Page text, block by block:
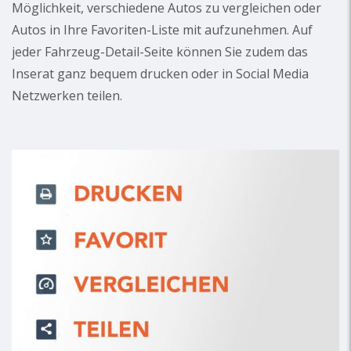
Möglichkeit, verschiedene Autos zu vergleichen oder
Autos in Ihre Favoriten-Liste mit aufzunehmen. Auf
jeder Fahrzeug-Detail-Seite können Sie zudem das
Inserat ganz bequem drucken oder in Social Media
Netzwerken teilen.